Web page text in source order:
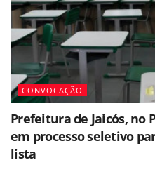
CONVOCAÇÃO
Prefeitura de Jaicós, no
em processo seletivo
lista